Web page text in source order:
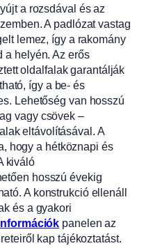
a rozsdával és az
A padlózat vastag
lemez, így a rakomány
a helyén. Az erős
oldalfalak garantálják
így a be- és
Lehetőség van hosszú
ag vagy csövek –
eltávolításával. A
hogy a hétköznapi és
kiváló
hosszú évekig
A konstrukció ellenáll
és a gyakori
panelen az
kap tájékoztatást.